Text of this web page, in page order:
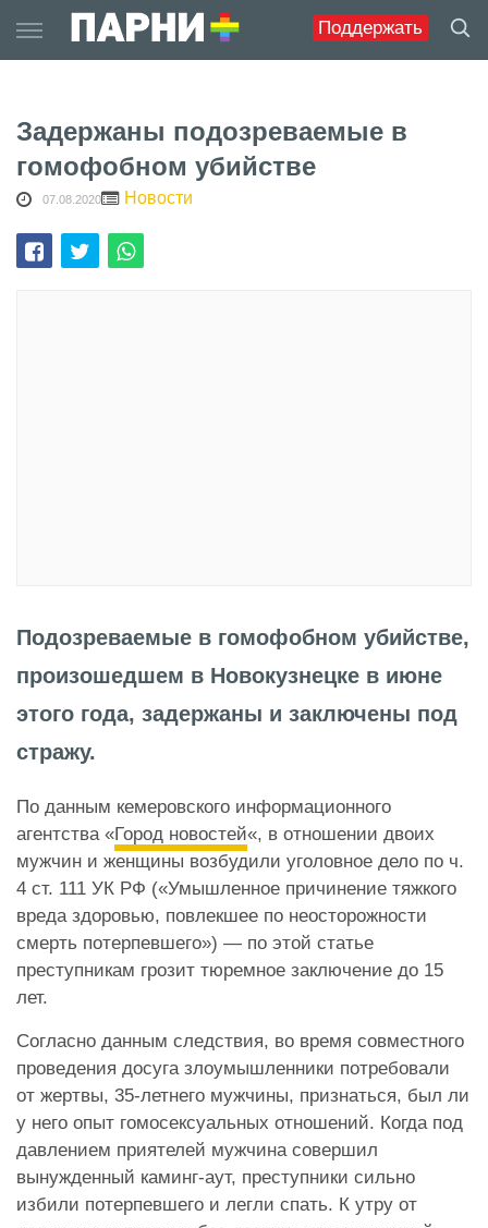
Поддержать
to
content
Задержаны подозреваемые в
гомофобном убийстве
07.08.2020 Новости
Подозреваемые в гомофобном убийстве,
произошедшем в Новокузнецке в июне
этого года, задержаны и заключены под
стражу.
По данным кемеровского информационного
агентства «Город новостей«, в отношении двоих
мужчин и женщины возбудили уголовное дело по ч.
4 ст. 111 УК РФ («Умышленное причинение тяжкого
вреда здоровью, повлекшее по неосторожности
смерть потерпевшего») — по этой статье
преступникам грозит тюремное заключение до 15
лет.
Согласно данным следствия, во время совместного
проведения досуга злоумышленники потребовали
от жертвы, 35-летнего мужчины, признаться, был ли
у него опыт гомосексуальных отношений. Когда под
давлением приятелей мужчина совершил
вынужденный каминг-аут, преступники сильно
избили потерпевшего и легли спать. К утру от